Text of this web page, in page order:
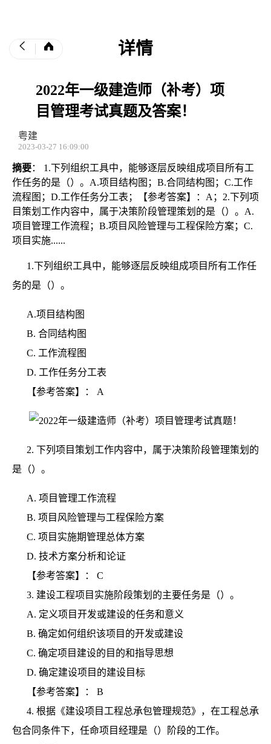
详情
2022年一级建造师（补考）项
目管理考试真题及答案！
粤建
2023-03-27 16:09:00
摘要： 1.下列组织工具中，能够逐层反映组成项目所有工
作任务的是（）。A.项目结构图；B.合同结构图；C.工作
流程图；D.工作任务分工表；【参考答案】：A；2.下列项
目策划工作内容中，属于决策阶段管理策划的是（）。A.
项目管理工作流程；B.项目风险管理与工程保险方案；C.
项目实施......
1.下列组织工具中，能够逐层反映组成项目所有工作任
务的是（）。
A.项目结构图
B. 合同结构图
C. 工作流程图
D. 工作任务分工表
【参考答案】：
A
2. 下列项目策划工作内容中，属于决策阶段管理策划的
是（）。
A. 项目管理工作流程
B. 项目风险管理与工程保险方案
C. 项目实施期管理总体方案
D. 技术方案分析和论证
【参考答案】：
C
3. 建设工程项目实施阶段策划的主要任务是（）。
A. 定义项目开发或建设的任务和意义
B. 确定如何组织该项目的开发或建设
C. 确定项目建设的目的和指导思想
D. 确定建设项目的建设目标
【参考答案】：
B
4. 根据《建设项目工程总承包管理规范》，在工程总承
包合同条件下，任命项目经理是（）阶段的工作。